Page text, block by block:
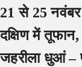
21 से 25 नवंबर
दक्षिण में
जहरीला धुआं –